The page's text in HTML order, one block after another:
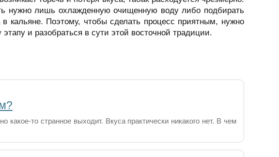
нужно лишь охлажденную очищенную воду либо подбирать
кальяне. Поэтому, чтобы сделать процесс приятным, нужно
и разобраться в сути этой восточной традиции.
то странное выходит. Вкуса практически никакого нет. В чем